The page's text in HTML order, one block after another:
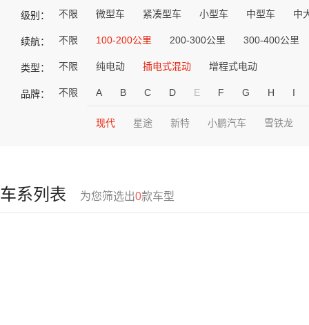
级别： 不限 微型车 紧凑型车 小型车 中型车 中
续航： 不限 100-200公里 200-300公里 300-400公里
类型： 不限 纯电动 插电式混动 增程式电动
品牌： 不限 A B C D E F G H I
现代 星途 新特 小鹏汽车 雪铁龙
车系列表 为您筛选出0款车型